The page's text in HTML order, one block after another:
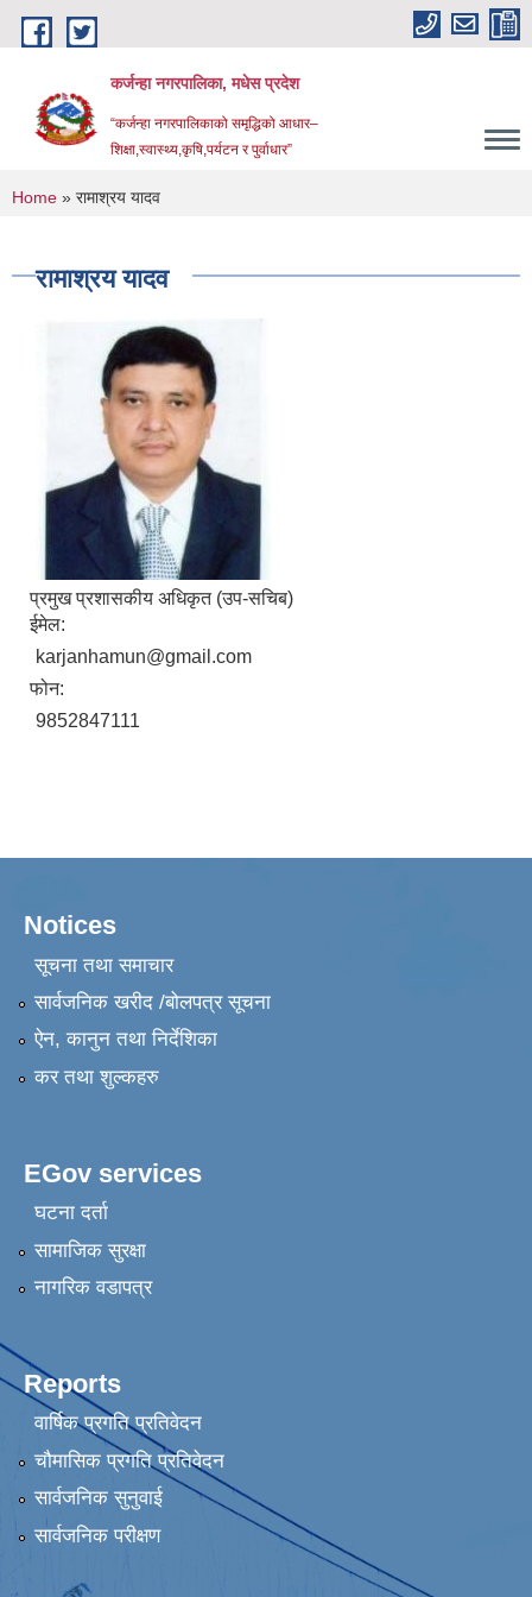
Skip to main content
कर्जन्हा नगरपालिका, मधेस प्रदेश
“कर्जन्हा नगरपालिकाको समृद्धिको आधार–
शिक्षा,स्वास्थ्य,कृषि,पर्यटन र पुर्वाधार”
You are here
Home » रामाश्रय यादव
रामाश्रय यादव
प्रमुख प्रशासकीय अधिकृत (उप-सचिब)
ईमेल:
karjanhamun@gmail.com
फोन:
9852847111
Notices
सूचना तथा समाचार
सार्वजनिक खरीद /बोलपत्र सूचना
ऐन, कानुन तथा निर्देशिका
कर तथा शुल्कहरु
EGov services
घटना दर्ता
सामाजिक सुरक्षा
नागरिक वडापत्र
Reports
वार्षिक प्रगति प्रतिवेदन
चौमासिक प्रगति प्रतिवेदन
सार्वजनिक सुनुवाई
सार्वजनिक परीक्षण